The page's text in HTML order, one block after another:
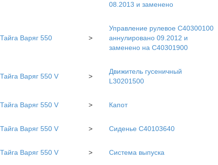
08.2013 и заменено
Тайга Варяг 550 >
Управление рулевое С40300100
аннулировано 09.2012 и
заменено на С40301900
Тайга Варяг 550 V >
Движитель гусеничный
L30201500
Тайга Варяг 550 V > Капот
Тайга Варяг 550 V > Сиденье С40103640
Тайга Варяг 550 V > Система выпуска